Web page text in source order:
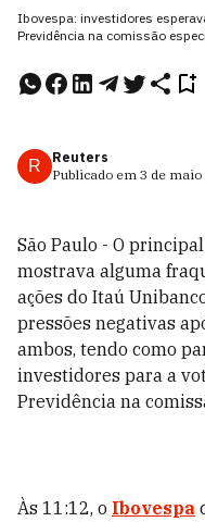
Ibovespa: investidores
Previdência na comissão
R
Reuters
Publicado em 3 de maio
São Paulo - O
mostrava alguma
ações do Itaú
pressões negativas
ambos, tendo como
investidores para a
Previdência na
Às 11:12, o Ibovespa